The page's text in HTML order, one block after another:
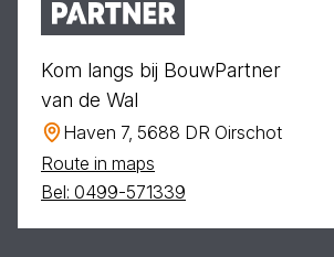
Kom langs bij BouwPartner
van de Wal
Haven 7, 5688 DR Oirschot
Route in maps
Bel: 0499-571339